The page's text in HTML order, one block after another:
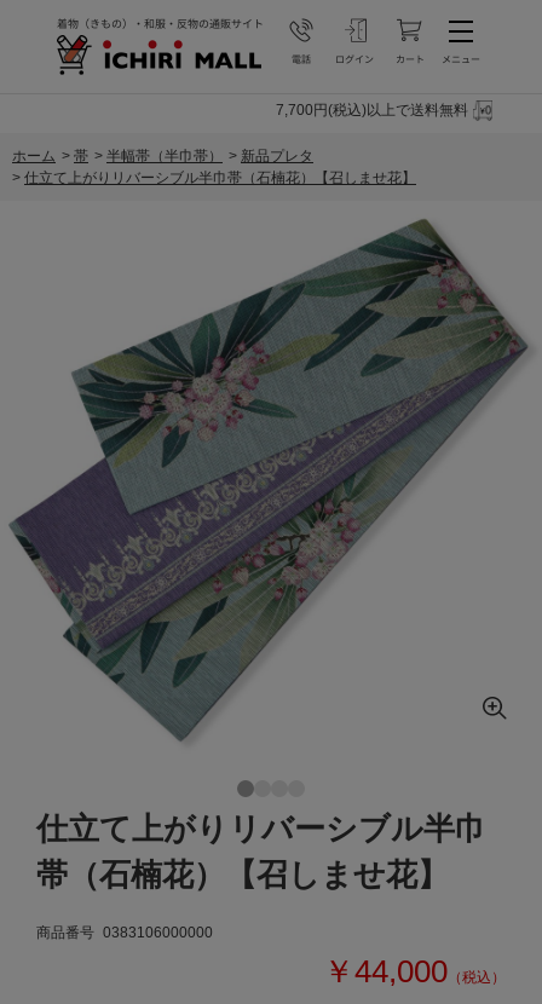
7,700円(税込)以上で送料無料
ホーム > 帯 > 半幅帯（半巾帯） > 新品プレタ
> 仕立て上がりリバーシブル半巾帯（石楠花）【召しませ花】
仕立て上がりリバーシブル半巾
帯（石楠花）【召しませ花】
商品番号 0383106000000
￥44,000 （税込）